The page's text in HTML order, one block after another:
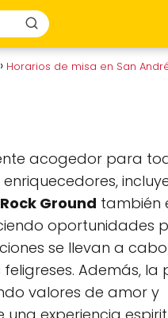
Horarios de misa en San
acogedor para
Ground también
oportunidades
se llevan a
Además, la
valores de amor y